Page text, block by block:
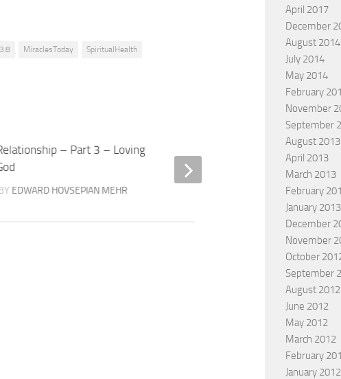
MiraclesToday SpiritualHealth
– Part 3 – Loving
EDWARD HOVSEPIAN MEHR
BYELIAS ZALDIFARD
April 2017
December
August 2014
July 2014
May 2014
February
November
September
August 2013
April 2013
March 2013
February
January 2013
December
November
October
September
August 2012
June 2012
May 2012
March 2012
February
January 2012